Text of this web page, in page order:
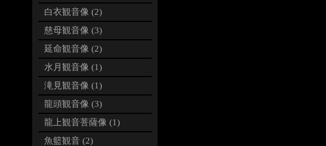
白衣観音像 (2)
慈母観音像 (3)
延命観音像 (2)
水月観音像 (1)
滝見観音像 (1)
龍頭観音像 (3)
龍上観音菩薩像 (1)
魚籃観音 (2)